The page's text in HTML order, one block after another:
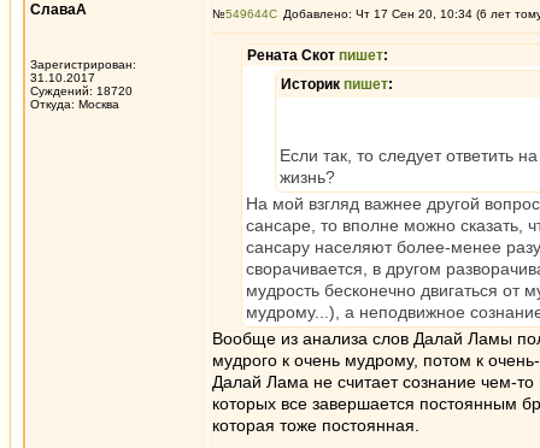
СлаваА
Зарегистрирован:
31.10.2017
Суждений: 18720
Откуда: Москва
№549644 Добавлено: Чт 17 Сен 20, 10:34 (6 лет
Рената Скот пишет:
Историк пишет:
Если так, то следует ответить
жизнь?
На мой взгляд важнее другой
сансаре, то вполне можно сказать,
сансару населяют более-менее
сворачивается, в другом
мудрость бесконечно двигаться от
мудрому...), а неподвижное
Вообще из анализа слов Далай Ламы
мудрого к очень мудрому, потом к
Далай Лама не считает сознание чем-
которых все завершается постоянным
которая тоже постоянная.